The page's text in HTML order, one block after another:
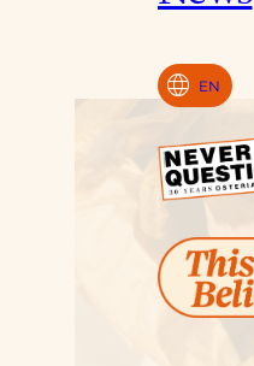
language EN